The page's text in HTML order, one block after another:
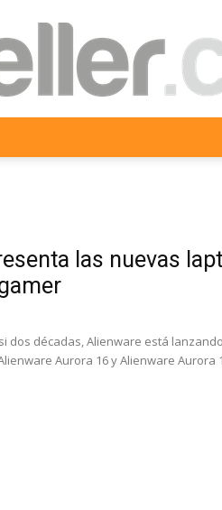
ITseller
Colombialas nuevas
dos décadas, Alienware está
Aurora 16 y Alienware Aurora